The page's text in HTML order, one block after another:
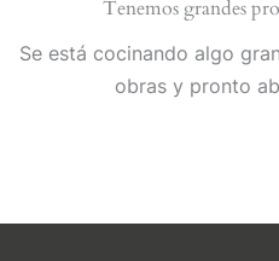
Tenemos grandes
Se está cocinando algo
obras y pronto